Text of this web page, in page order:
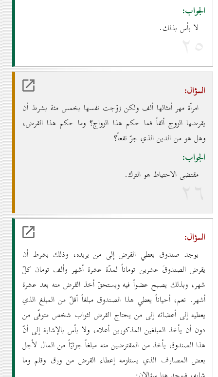
الجواب:
لا بأس بذلك.
۲٥
السؤال:
امرأة مهر أمثالها ألف ولكن زوّجت نفسها بخمس مئة بشرط أن
يقرضها الزوج ألفاً فما حكم هذا الزواج؟ وما حكم هذا القرض،
وهل هو من الدين الذي جرّ نفعاً؟
الجواب:
مقتضى الاحتياط هو الترك.
۲٦
السؤال:
يوجد صندوق يعطي القرض إلى من يريده، وذلك بشرط أن
يقرض الصندوقَ عشرين توماناً لمدّة عشرة أشهر وألف تومان كلّ
شهر، وبذلك يصبح عضواً فيه ويستحقّ أخذ القرض منه بعد عشرة
أشهر. نعم، أحياناً يعطي هذا الصندوق مبلغاً أقلّ من المبلغ الذي
يعطيه إلى أعضائه إلى من يحتاج القرض لثواب شخص متوفّى من
دون أن يأخذ المبلغين المذكورين أعلاه، ولا بأس بالإشارة إلى أنّ
هذا الصندوق يأخذ من المقترضين منه مبلغاً جزئيّاً من المال لأجل
بعض المصارف الذي يستلزمه إعطاء القرض من ورق وقلم وما